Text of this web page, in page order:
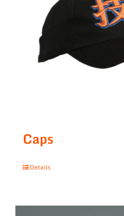
Caps
Details